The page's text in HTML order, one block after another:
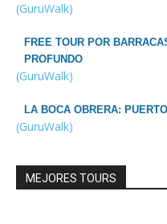
(GuruWalk)
FREE TOUR POR
PROFUNDO
(GuruWalk)
LA BOCA OBRERA:
(GuruWalk)
MEJORES TOURS